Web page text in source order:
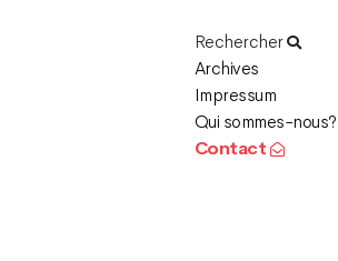
Rechercher
Archives
Impressum
Qui sommes-nous?
Contact